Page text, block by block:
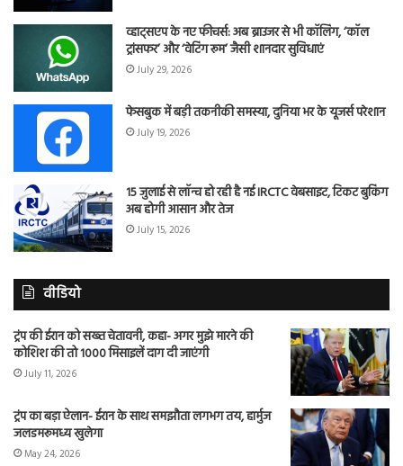
व्हाट्सएप के नए फीचर्स: अब ब्राउजर से भी कॉलिंग, ‘कॉल
ट्रांसफर’ और ‘वेटिंग रूम’ जैसी शानदार सुविधाएं
July 29, 2026
फेसबुक में बड़ी तकनीकी समस्या, दुनिया भर के यूजर्स परेशान
July 19, 2026
15 जुलाई से लॉन्च हो रही है नई IRCTC वेबसाइट, टिकट बुकिंग
अब होगी आसान और तेज
July 15, 2026
वीडियो
ट्रंप की ईरान को सख्त चेतावनी, कहा- अगर मुझे मारने की
कोशिश की तो 1000 मिसाइलें दाग दी जाएंगी
July 11, 2026
ट्रंप का बड़ा ऐलान- ईरान के साथ समझौता लगभग तय, हार्मुज
जलडमरूमध्य खुलेगा
May 24, 2026